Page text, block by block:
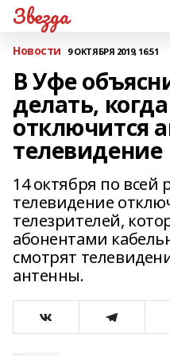
Звезда
Новости 9 ОКТЯБРЯ 2019, 16:51
В Уфе
делать,
отключится
телевидение
14 октября по всей
телевидение
телезрителей,
абонентами
смотрят
антенны.